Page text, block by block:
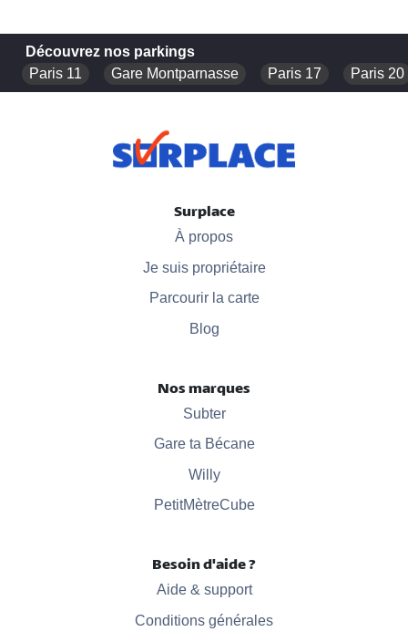
Découvrez nos parkings
Paris 11
Gare Montparnasse Paris 17 Paris 20
Surplace
À propos
Je suis propriétaire
Parcourir la carte
Blog
Nos marques
Subter
Gare ta Bécane
Willy
PetitMètreCube
Besoin d'aide ?
Aide & support
Conditions générales